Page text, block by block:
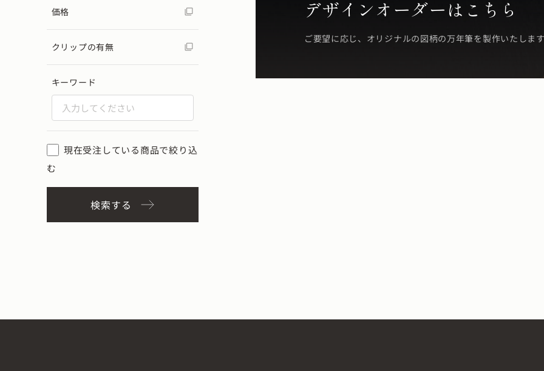
価格
クリップの有無
キーワード
現在受注している商品で絞り込
む
検索する
デザインオーダーはこちら
ご要望に応じ、オリジナルの図柄の万年筆を製作いたしま